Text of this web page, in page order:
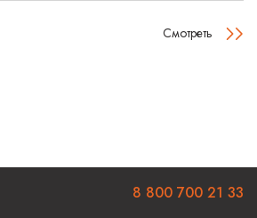
Смотреть
8 800 700 21 33